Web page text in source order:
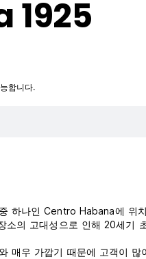
1925
합니다.
하나인 Centro Habana에 위
의 고대성으로 인해 20세기
매우 가깝기 때문에 고객이 많